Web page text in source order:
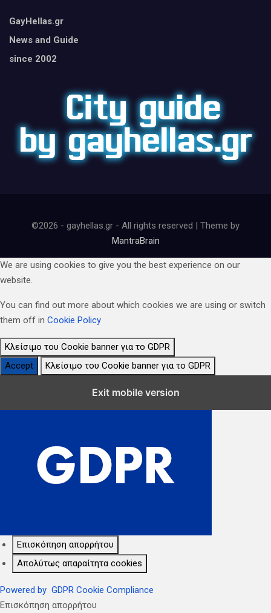
GayHellas.gr
News and Guide
since 2002
©2026 - gayhellas.gr - All rights reserved | Theme by
MantraBrain
We are using cookies to give you the best experience on our
website.
You can find out more about which cookies we are using or switch
them off in Cookie Policy
Κλείσιμο του Cookie banner για το GDPR
Accept
Κλείσιμο του Cookie banner για το GDPR
Exit mobile version
Επισκόπηση απορρήτου
Απολύτως απαραίτητα cookies
Powered by GDPR Cookie Compliance
Επισκόπηση απορρήτου